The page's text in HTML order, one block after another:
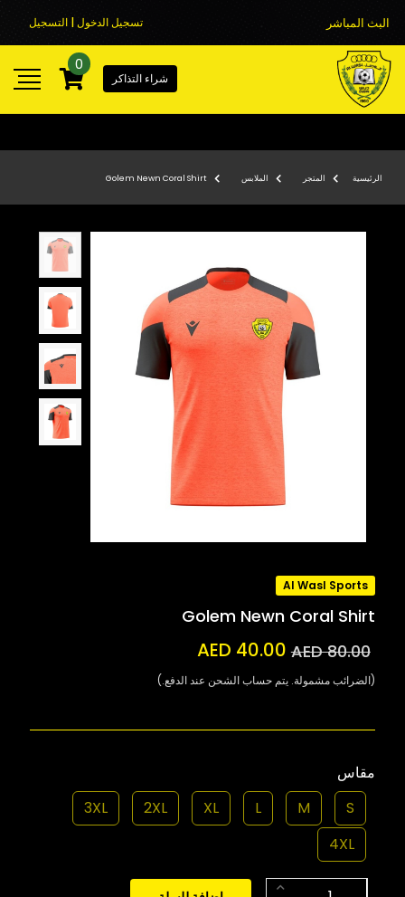
البث المباشر تسجيل الدخول | التسجيل
شراء التذاكر
0
الرئيسية المتجر الملابس Golem Newn Coral Shirt
Al Wasl Sports
Golem Newn Coral Shirt
AED 80.00
AED 40.00
(الضرائب مشمولة. يتم حساب الشحن عند الدفع.)
مقاس
S
M
L
XL
2XL
3XL
4XL